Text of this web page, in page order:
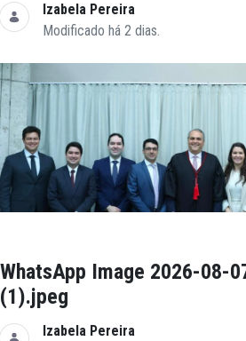
Izabela Pereira
Modificado há 2 dias.
WhatsApp Image 2026-08-
(1).jpeg
Izabela Pereira